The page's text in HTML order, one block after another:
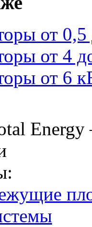
от
от 4
от 6